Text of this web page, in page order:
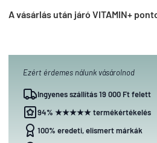
A vásárlás után járó VITAMIN+
Ezért érdemes nálunk vásárolnod
Ingyenes szállítás 19 000 Ft felett
94% ★★★★★ termékértékelés
100% eredeti, elismert márkák